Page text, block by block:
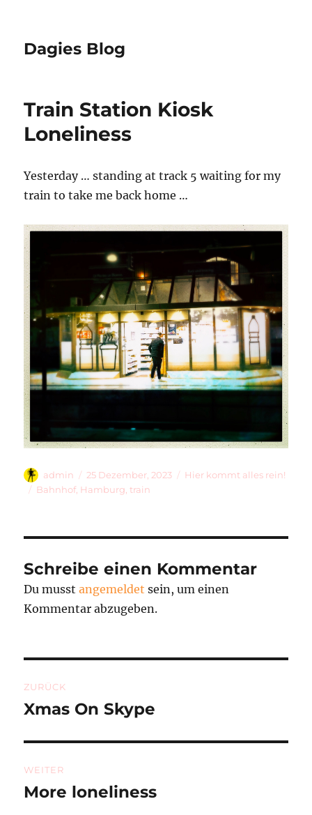
Dagies Blog
Train Station Kiosk
Loneliness
Yesterday … standing at track 5 waiting for my
train to take me back home …
Autor
admin
Veröffentlicht
am
25 Dezember, 2023 Kategorien
Hier kommt alles rein!
Schlagwörter
Bahnhof, Hamburg ,train
Schreibe einen Kommentar
Du musstangemeldet sein, um einen
Kommentar abzugeben.
ZURÜCK
Vorheriger
Xmas On Skype
WEITER
Nächster
More loneliness